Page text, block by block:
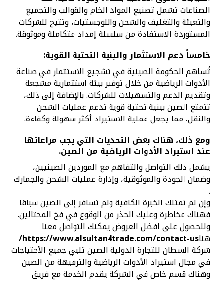
الصناعات تشمل تصنيع المواد الخام والقوالب والتجميع
والتعبئة والتغليف والشحن واللوجستيات، وتتيح للشركات
المستوردة الاستفادة من سلسلة إمداد متكاملة وموثوقة.
خامساً دعم الاستثمار والبنية التحتية القوية:
تُساهم الحكومة الصينية في تشجيع الاستثمار في صناعة
الأدوات الرياضية من خلال توفير بيئة استثمارية مشجعة
وتقديم الدعم والتسهيلات للشركات. بالإضافة إلى ذلك،
تتمتع الصين ببنية تحتية قوية تدعم عمليات الشحن
والنقل، مما يجعل عملية الاستيراد أكثر سهولة وكفاءة.
ومع ذلك، هناك بعض التحديات التي يجب مراعاتها
عند استيراد الأدوات الرياضية من الصين.
يشمل ذلك التواصل والتفاهم مع الموردين الصينيين،
وضمان الجودة والموثوقية، وإدارة عمليات الشحن والجمارك
.
وإن لم تمتلك الخبرة الكافية ولم تسافر إلى الصين سباقا
فهناك مخاطرة وعليك الحذر من الوقوع في فخ المحتالين.
وللحصول على افضل العروض يمكنك التواصل معنا
هناhttps://www.alsultan4trade.com/contact-us/
شركة السطان للتجارة الدولية الصين تلبي جميع الأحتياجات
في مجال استيراد الأدوات الرياضية والترفيهة من الصين
وهناك قسم خاص في الشركة يقدم الخدمة مع فريق